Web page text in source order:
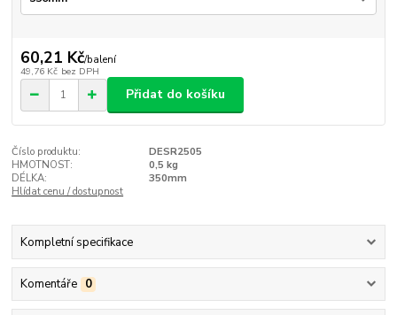
60,21 Kč/balení
49,76 Kč bez DPH
Přidat do košíku
Číslo produktu:
DESR2505
HMOTNOST:
0,5 kg
DÉLKA:
350mm
Hlídat cenu / dostupnost
Kompletní specifikace
Komentáře 0